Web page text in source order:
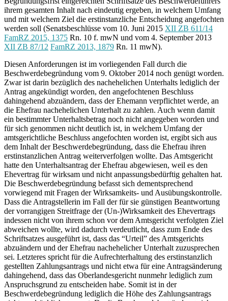
ihrem gesamten Inhalt nach eindeutig ergeben, in welchem Umfang
und mit welchem Ziel die erstinstanzliche Entscheidung angefochten
werden soll (Senatsbeschlüsse vom 10. Juni 2015 XII ZB 611/14
FamRZ 2015, 1375 Rn. 10 f. mwN und vom 4. September 2013
XII ZB 87/12 FamRZ 2013, 1879 Rn. 11 mwN).
Diesen Anforderungen ist im vorliegenden Fall durch die
Beschwerdebegründung vom 9. Oktober 2014 noch genügt worden.
Zwar ist darin bezüglich des nachehelichen Unterhalts lediglich der
Antrag angekündigt worden, den angefochtenen Beschluss
dahingehend abzuändern, dass der Ehemann verpflichtet werde, an
die Ehefrau nachehelichen Unterhalt zu zahlen. Auch wenn damit
ein bestimmter Unterhaltsbetrag noch nicht angegeben worden und
für sich genommen nicht deutlich ist, in welchem Umfang der
amtsgerichtliche Beschluss angefochten worden ist, ergibt sich aus
dem Inhalt der Beschwerdebegründung, dass die Ehefrau ihren
erstinstanzlichen Antrag weiterverfolgen wollte. Das Amtsgericht
hatte den Unterhaltsantrag der Ehefrau abgewiesen, weil es den
Ehevertrag für wirksam und nicht anpassungsbedürftig gehalten hat.
Die Beschwerdebegründung befasst sich dementsprechend
vorwiegend mit Fragen der Wirksamkeits- und Ausübungskontrolle.
Dass die Antragstellerin im Fall der für sie günstigen Beantwortung
der vorrangigen Streitfrage der (Un-)Wirksamkeit des Ehevertrags
indessen nicht von ihrem schon vor dem Amtsgericht verfolgten Ziel
abweichen wollte, wird dadurch verdeutlicht, dass zum Ende des
Schriftsatzes ausgeführt ist, dass das “Urteil” des Amtsgerichts
abzuändern und der Ehefrau nachehelicher Unterhalt zuzusprechen
sei. Letzteres spricht für die Aufrechterhaltung des erstinstanzlich
gestellten Zahlungsantrags und nicht etwa für eine Antragsänderung
dahingehend, dass das Oberlandesgericht nunmehr lediglich zum
Anspruchsgrund zu entscheiden habe. Somit ist in der
Beschwerdebegründung lediglich die Höhe des Zahlungsantrags